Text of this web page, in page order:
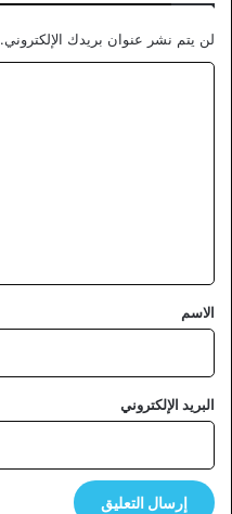
لن يتم نشر عنوان بريدك الإلكتروني.
*
الاسم
البريد الإلكتروني